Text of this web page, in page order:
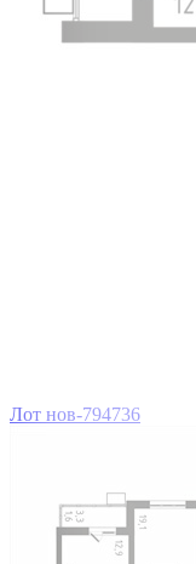
Лот нов-794736